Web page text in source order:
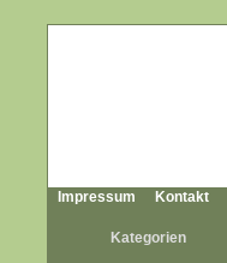
Impressum Kontakt
Kategorien